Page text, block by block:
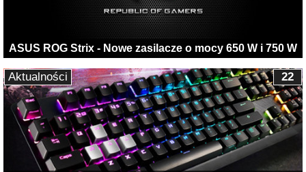
ASUS ROG Strix - Nowe zasilacze o mocy 650 W i 750 W
22
Aktualności